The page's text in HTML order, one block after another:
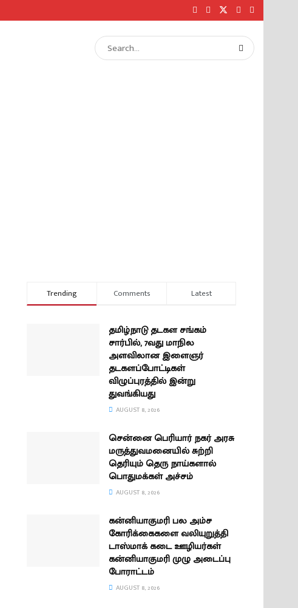
Trending Comments Latest
தமிழ்நாடு தடகள சங்கம்
சார்பில், 7வது மாநில
அளவிலான இளைஞர்
தடகளப்போட்டிகள்
விழுப்புரத்தில் இன்று
துவங்கியது
AUGUST 8, 2026
சென்னை பெரியார் நகர் அரசு
மருத்துவமனையில் சுற்றி
தெரியும் தெரு நாய்களால்
பொதுமக்கள் அச்சம்
AUGUST 8, 2026
கன்னியாகுமரி பல அம்ச
கோரிக்கைகளை வலியுறுத்தி
டாஸ்மாக் கடை ஊழியர்கள்
கன்னியாகுமரி முழு அடைப்பு
போராட்டம்
AUGUST 8, 2026